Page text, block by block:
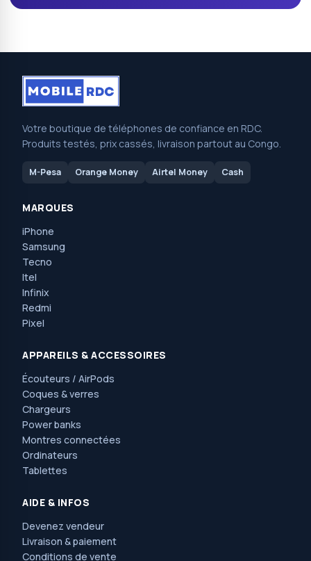
Votre boutique de téléphones de confiance en RDC.
Produits testés, prix cassés, livraison partout au Congo.
M-Pesa Orange Money Airtel Money Cash
MARQUES
iPhone
Samsung
Tecno
Itel
Infinix
Redmi
Pixel
APPAREILS & ACCESSOIRES
Écouteurs / AirPods
Coques & verres
Chargeurs
Power banks
Montres connectées
Ordinateurs
Tablettes
AIDE & INFOS
Devenez vendeur
Livraison & paiement
Conditions de vente